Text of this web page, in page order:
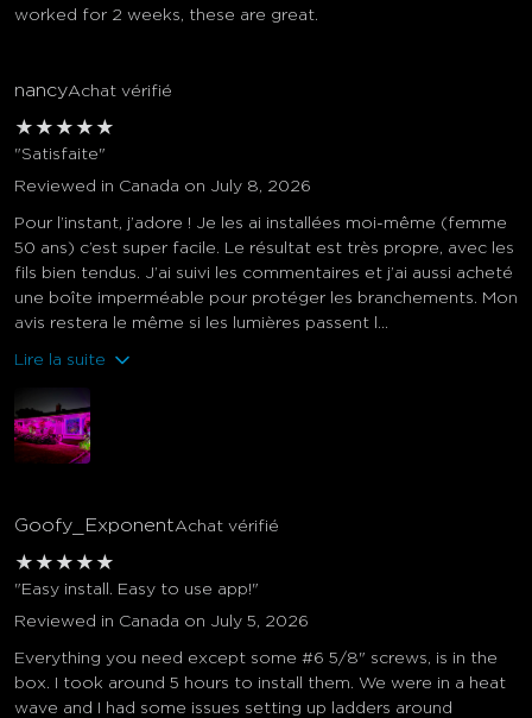
worked for 2 weeks, these are great.
nancyAchat vérifié
★ ★ ★ ★ ★
"Satisfaite"
Reviewed in Canada on July 8, 2026
Pour l’instant, j’adore ! Je les ai installées moi-même (femme
50 ans) c’est super facile. Le résultat est très propre, avec les
fils bien tendus. J’ai suivi les commentaires et j’ai aussi acheté
une boîte imperméable pour protéger les branchements. Mon
avis restera le même si les lumières passent l...
Lire la suite
Goofy_ExponentAchat vérifié
★ ★ ★ ★ ★
"Easy install. Easy to use app!"
Reviewed in Canada on July 5, 2026
Everything you need except some #6 5/8" screws, is in the
box. I took around 5 hours to install them. We were in a heat
wave and I had some issues setting up ladders around